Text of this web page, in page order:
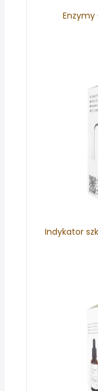
Enzymy
Indykator